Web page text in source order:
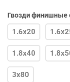
Гвозди финишные
1.6х20
1.8х40
3х80